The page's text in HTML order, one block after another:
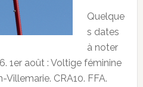
Quelque
s dates
à noter
1er août : Voltige féminine
CRA10. FFA.